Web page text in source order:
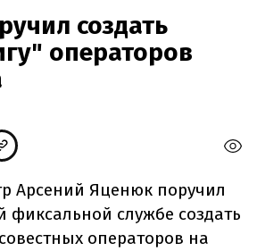
создать
операторов
Арсений Яценюк поручил
фиксальной службе создать
операторов на